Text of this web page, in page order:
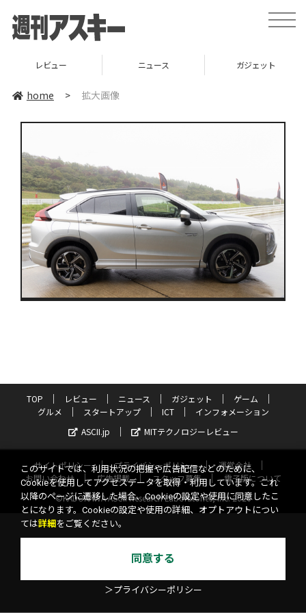
toggle
レビュー ニュース ガジェット
home > 拡大画像
TOP レビュー ニュース ガジェット
ゲーム
グルメ
スタートアップ ICT
インフォメーション
ASCII.jp
MITテクノロジーレビュー
サイトポリシー プライバシーポリシー
運営会社
お問い合わせ
広告掲載 スタッフ募集
電子版について
©KADOKAWA ASCII Research Laboratories, Inc. 2026
このサイトでは、利用状況の把握や広告配信などのために、
Cookieを使用してアクセスデータを取得・利用しています。これ
以降のページに遷移した場合、Cookieの設定や使用に同意したこ
とになります。Cookieの設定や使用の詳細、オプトアウトについ
ては詳細 をご覧ください。
同意する
＞プライバシーポリシー